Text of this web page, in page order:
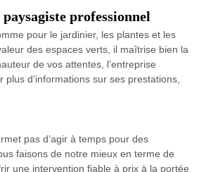
professionnel
pour le jardinier, les plantes et les
des espaces verts, il maîtrise bien la
de vos attentes, l’entreprise
d’informations sur ses prestations,
pas d’agir à temps pour des
faisons de notre mieux en terme de
une intervention fiable à prix à la portée